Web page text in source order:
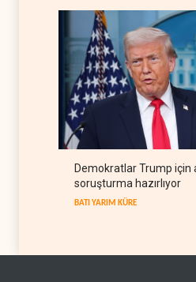
Demokratlar Trump için
soruşturma hazırlıyor
BATI YARIM KÜRE